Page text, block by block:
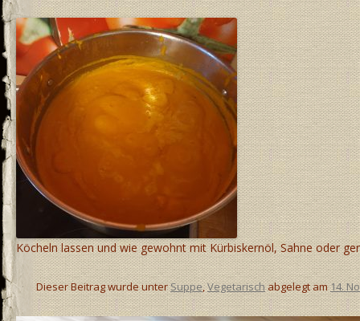
Köcheln lassen und wie gewohnt mit Kürbiskernöl, Sahne oder
Dieser Beitrag wurde unterSuppe,Vegetarischabgelegt am14.